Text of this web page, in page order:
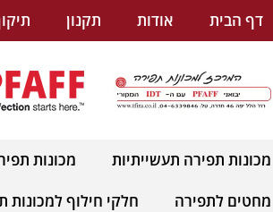
דף הבית אודות תקנון
מכונות תפירה תעשייתיות
מכונות
מחטים לתפירה
חלקי חילוף למכונות